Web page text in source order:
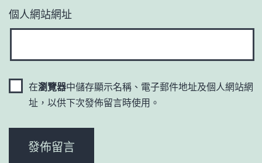
個人網站網址
在瀏覽器中儲存顯示名稱、電子郵件地址及個人網站網
址，以供下次發佈留言時使用。